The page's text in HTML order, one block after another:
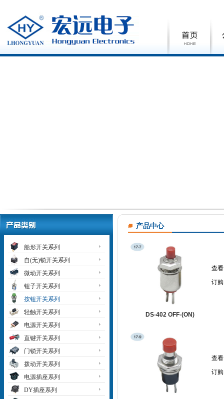
船形开关系列
自(无)锁开关系列
微动开关系列
钮子开关系列
按钮开关系列
轻触开关系列
电源开关系列
直键开关系列
门锁开关系列
拨动开关系列
电源插座系列
DY插座系列
产品中心
查看
订购
DS-402 OFF-(ON)
查看
订购